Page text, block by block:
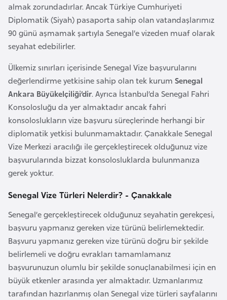
almak zorundadırlar. Ancak Türkiye Cumhuriyeti
Diplomatik (Siyah) pasaporta sahip olan vatandaşlarımız
90 günü aşmamak şartıyla Senegal’e vizeden muaf olarak
seyahat edebilirler.
Ülkemiz sınırları içerisinde Senegal Vize başvurularını
değerlendirme yetkisine sahip olan tek kurum Senegal
Ankara Büyükelçiliği’dir. Ayrıca İstanbul’da Senegal Fahri
Konsolosluğu da yer almaktadır ancak fahri
konsoloslukların vize başvuru süreçlerinde herhangi bir
diplomatik yetkisi bulunmamaktadır. Çanakkale Senegal
Vize Merkezi aracılığı ile gerçekleştirecek olduğunuz vize
başvurularında bizzat konsolosluklarda bulunmanıza
gerek yoktur.
Senegal Vize Türleri Nelerdir? - Çanakkale
Senegal’e gerçekleştirecek olduğunuz seyahatin gerekçesi,
başvuru yapmanız gereken vize türünü belirlemektedir.
Başvuru yapmanız gereken vize türünü doğru bir şekilde
belirlemeli ve doğru evrakları tamamlamanız
başvurunuzun olumlu bir şekilde sonuçlanabilmesi için en
büyük etkenler arasında yer almaktadır. Uzmanlarımız
tarafından hazırlanmış olan Senegal vize türleri sayfalarını
B
e
a
r
u
s
B
e
l
ç
i
a
B
e
n
i
n